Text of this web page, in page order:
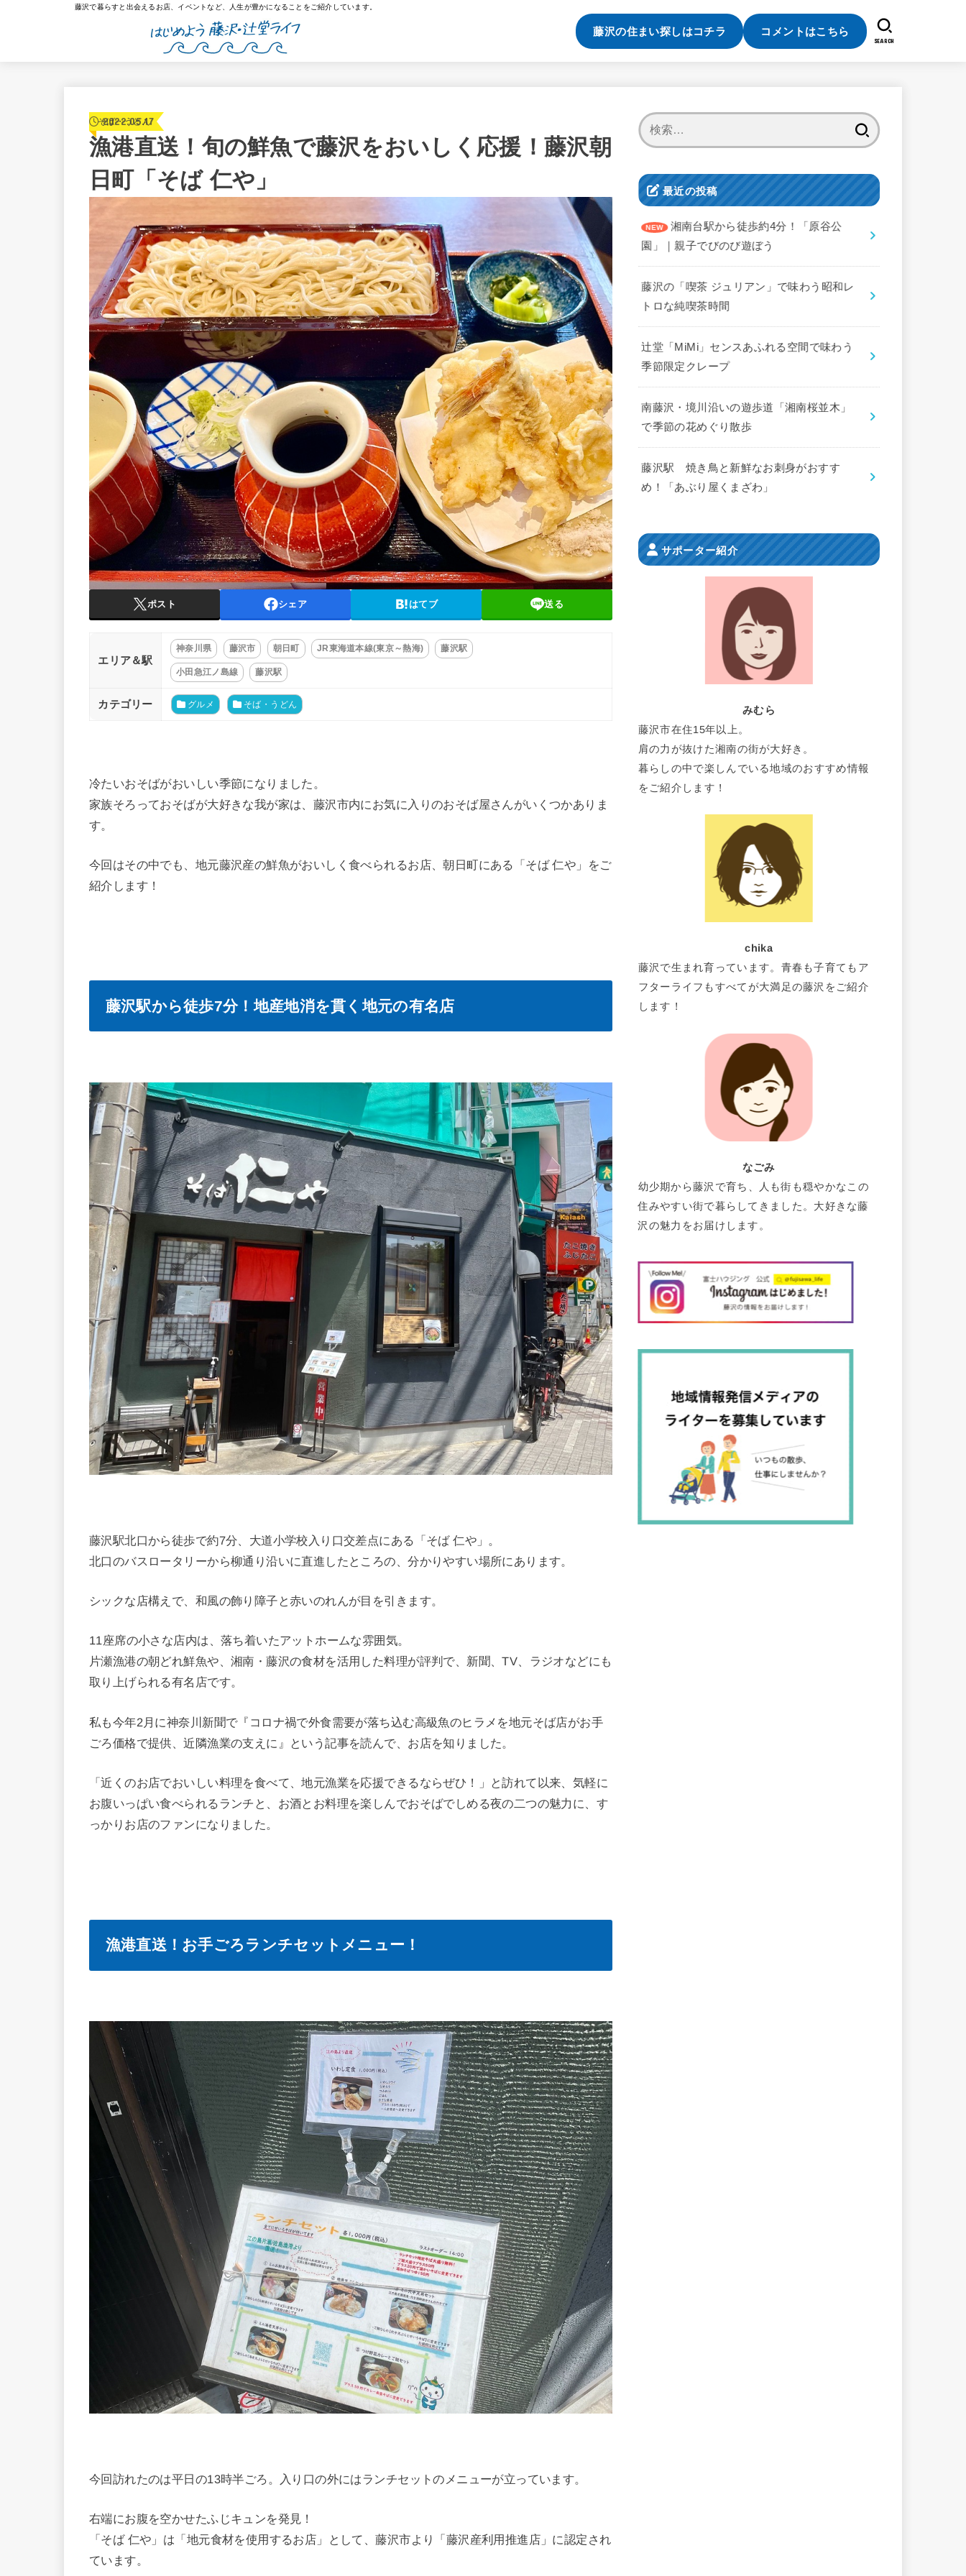
藤沢で暮らすと出会えるお店、イベントなど、人生が豊かになることをご紹介しています。
藤沢の住まい探しはコチラ コメントはこちら
SEARCH
そば・うどん
2022.05.17
漁港直送！旬の鮮魚で藤沢をおいしく応援！藤沢朝
日町「そば 仁や」
ポスト シェア はてブ 送る
エリア＆駅
神奈川県 藤沢市 朝日町 JR東海道本線(東京～熱海) 藤沢駅
小田急江ノ島線 藤沢駅
カテゴリー グルメ そば・うどん
冷たいおそばがおいしい季節になりました。
家族そろっておそばが大好きな我が家は、藤沢市内にお気に入りのおそば屋さんがいくつかありま
す。
今回はその中でも、地元藤沢産の鮮魚がおいしく食べられるお店、朝日町にある「そば 仁や」をご
紹介します！
藤沢駅から徒歩7分！地産地消を貫く地元の有名店
藤沢駅北口から徒歩で約7分、大道小学校入り口交差点にある「そば 仁や」。
北口のバスロータリーから柳通り沿いに直進したところの、分かりやすい場所にあります。
シックな店構えで、和風の飾り障子と赤いのれんが目を引きます。
11座席の小さな店内は、落ち着いたアットホームな雰囲気。
片瀬漁港の朝どれ鮮魚や、湘南・藤沢の食材を活用した料理が評判で、新聞、TV、ラジオなどにも
取り上げられる有名店です。
私も今年2月に神奈川新聞で『コロナ禍で外食需要が落ち込む高級魚のヒラメを地元そば店がお手
ごろ価格で提供、近隣漁業の支えに』という記事を読んで、お店を知りました。
「近くのお店でおいしい料理を食べて、地元漁業を応援できるならぜひ！」と訪れて以来、気軽に
お腹いっぱい食べられるランチと、お酒とお料理を楽しんでおそばでしめる夜の二つの魅力に、す
っかりお店のファンになりました。
漁港直送！お手ごろランチセットメニュー！
今回訪れたのは平日の13時半ごろ。入り口の外にはランチセットのメニューが立っています。
右端にお腹を空かせたふじキュンを発見！
「そば 仁や」は「地元食材を使用するお店」として、藤沢市より「藤沢産利用推進店」に認定され
ています。
最近の投稿
湘南台駅から徒歩約4分！「原谷公
園」｜親子でびのび遊ぼう
藤沢の「喫茶 ジュリアン」で味わう昭和レ
トロな純喫茶時間
辻堂「MiMi」センスあふれる空間で味わう
季節限定クレープ
南藤沢・境川沿いの遊歩道「湘南桜並木」
で季節の花めぐり散歩
藤沢駅 焼き鳥と新鮮なお刺身がおすす
め！「あぶり屋くまざわ」
サポーター紹介
みむら
藤沢市在住15年以上。
肩の力が抜けた湘南の街が大好き。
暮らしの中で楽しんでいる地域のおすすめ情報
をご紹介します！
chika
藤沢で生まれ育っています。青春も子育てもア
フターライフもすべてが大満足の藤沢をご紹介
します！
なごみ
幼少期から藤沢で育ち、人も街も穏やかなこの
住みやすい街で暮らしてきました。大好きな藤
沢の魅力をお届けします。